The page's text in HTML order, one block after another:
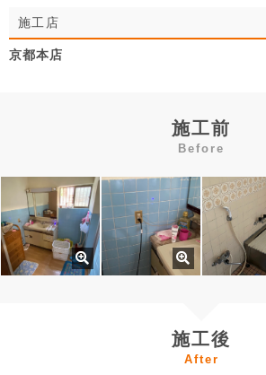
施工店
京都本店
施工前
Before
施工後
After